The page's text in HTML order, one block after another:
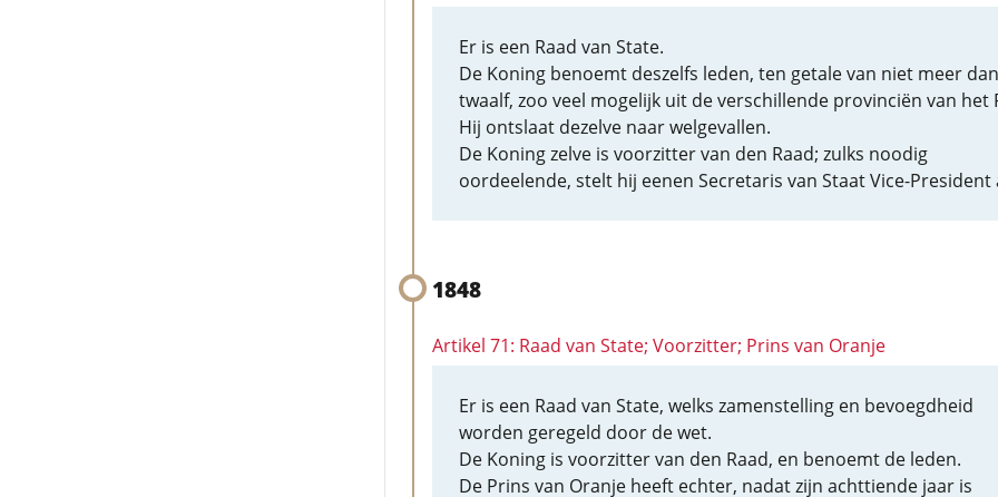
Er is een Raad van State.
De Koning benoemt deszelfs leden, ten getale van niet meer dan
twaalf, zoo veel mogelijk uit de verschillende provinciën van het
Hij ontslaat dezelve naar welgevallen.
De Koning zelve is voorzitter van den Raad; zulks noodig
oordeelende, stelt hij eenen Secretaris van Staat Vice-President
1848
Artikel 71: Raad van State; Voorzitter; Prins van Oranje
Er is een Raad van State, welks zamenstelling en bevoegdheid
worden geregeld door de wet.
De Koning is voorzitter van den Raad, en benoemt de leden.
De Prins van Oranje heeft echter, nadat zijn achttiende jaar is